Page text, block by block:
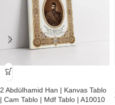
-23%
2 Abdülhamid Han | Kanvas Tablo
| Cam Tablo | Mdf Tablo | A10010